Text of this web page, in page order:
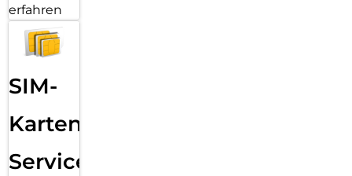
erfahren
SIM-
Karten
Service: